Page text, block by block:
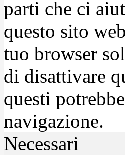
parti che ci
questo sito
tuo browser
di disattivare
questi
navigazione.
Necessari